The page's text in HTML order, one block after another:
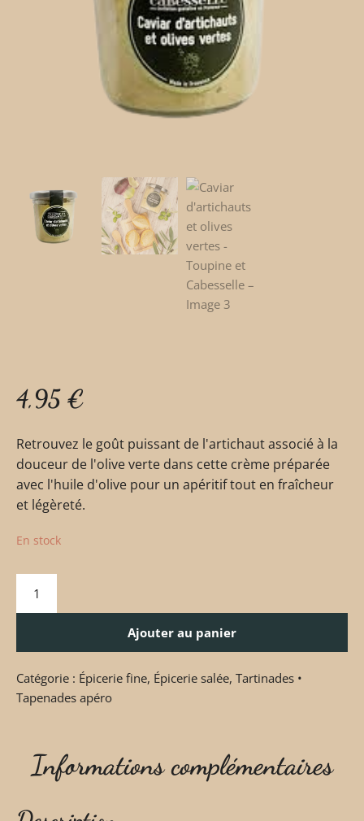
4,95 €
Retrouvez le goût puissant de l'artichaut associé à la
douceur de l'olive verte dans cette crème préparée
avec l'huile d'olive pour un apéritif tout en fraîcheur
et légèreté.
En stock
Ajouter au panier
Catégorie : Épicerie fine, Épicerie salée, Tartinades •
Tapenades apéro
Informations complémentaires